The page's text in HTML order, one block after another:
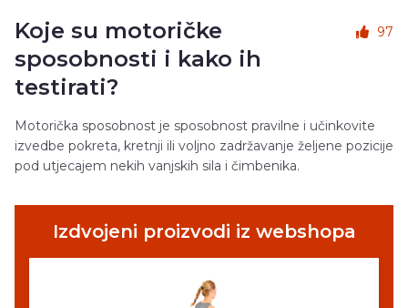
Koje su motoričke
sposobnosti i kako ih
testirati?
97
Motorička sposobnost je sposobnost pravilne i učinkovite
izvedbe pokreta, kretnji ili voljno zadržavanje željene pozicije
pod utjecajem nekih vanjskih sila i čimbenika.
Izdvojeni proizvodi iz webshopa